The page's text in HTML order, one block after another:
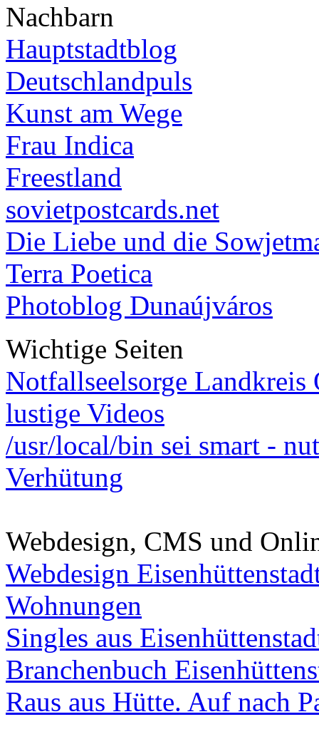
Nachbarn
Hauptstadtblog
Deutschlandpuls
Kunst am Wege
Frau Indica
Freestland
sovietpostcards.net
Die Liebe und die
Terra Poetica
Photoblog Dunaújváros
Wichtige Seiten
Notfallseelsorge Landkreis
lustige Videos
/usr/local/bin sei smart -
Verhütung
Webdesign, CMS und
Webdesign
Wohnungen
Singles aus
Branchenbuch
Raus aus Hütte. Auf nach